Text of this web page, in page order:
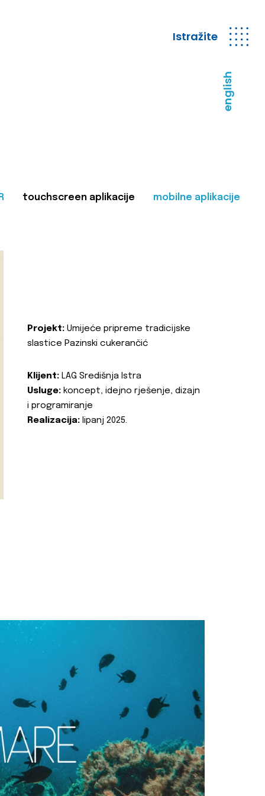
Istražite
english
touchscreen aplikacije mobilne aplikacije
Projekt: Umijeće pripreme tradicijske
slastice Pazinski cukerančić
Klijent: LAG Središnja Istra
Usluge: koncept, idejno rješenje, dizajn
i programiranje
Realizacija: lipanj 2025.